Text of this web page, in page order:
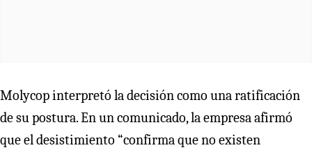
Molycop interpretó la decisión como una ratificación
de su postura. En un comunicado, la empresa afirmó
que el desistimiento “confirma que no existen